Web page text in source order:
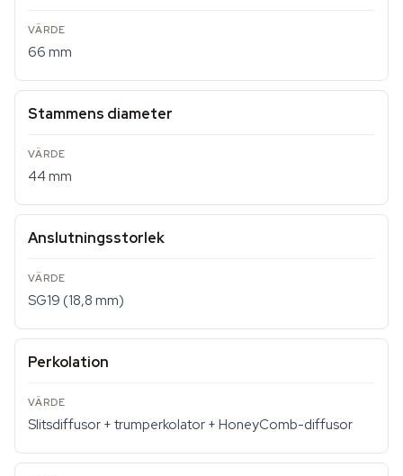
66 mm
Stammens diameter
44 mm
Anslutningsstorlek
SG19 (18,8 mm)
Perkolation
Slitsdiffusor + trumperkolator + HoneyComb-diffusor